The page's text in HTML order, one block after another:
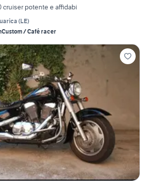
cruiser potente e affidabi
(LE)
Custom / Café racer